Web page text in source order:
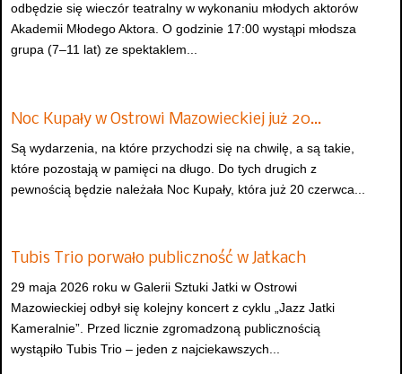
odbędzie się wieczór teatralny w wykonaniu młodych aktorów
Akademii Młodego Aktora. O godzinie 17:00 wystąpi młodsza
grupa (7–11 lat) ze spektaklem...
Noc Kupały w Ostrowi Mazowieckiej już 20…
Są wydarzenia, na które przychodzi się na chwilę, a są takie,
które pozostają w pamięci na długo. Do tych drugich z
pewnością będzie należała Noc Kupały, która już 20 czerwca...
Tubis Trio porwało publiczność w Jatkach
29 maja 2026 roku w Galerii Sztuki Jatki w Ostrowi
Mazowieckiej odbył się kolejny koncert z cyklu „Jazz Jatki
Kameralnie”. Przed licznie zgromadzoną publicznością
wystąpiło Tubis Trio – jeden z najciekawszych...